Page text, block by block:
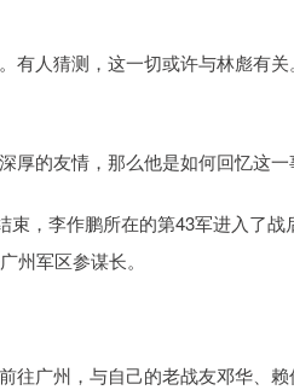
有人猜测，这一切或许与林彪有
厚的友情，那么他是如何回忆这一
束，李作鹏所在的第43军进入了
州军区参谋长。
往广州，与自己的老战友邓华、